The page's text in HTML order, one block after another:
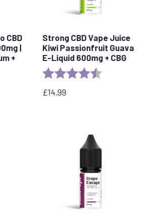
CBD
|
+
4.6 out of 5 stars
Strong CBD Vape Juice
Kiwi Passionfruit Guava
E-Liquid 600mg + CBG
Ocena:
£14.99